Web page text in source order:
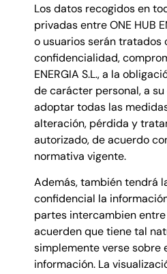
Los datos recogidos en
privadas entre ONE HUB
o usuarios serán tratados
confidencialidad,
ENERGIA S.L., a la
de carácter personal, a
adoptar todas las
alteración, pérdida y
autorizado, de acuerdo
normativa vigente.
Además, también tendrá
confidencial la
partes intercambien
acuerden que tiene tal
simplemente verse sobre
información. La